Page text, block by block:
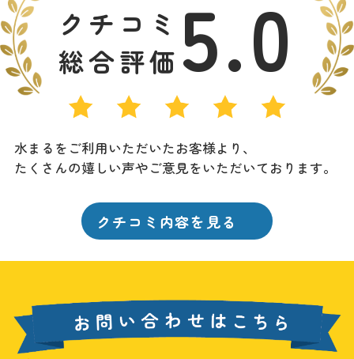
クチコミ
総合評価 5.0
水まるをご利用いただいたお客様より、
たくさんの嬉しい声やご意見をいただいております。
クチコミ内容を見る